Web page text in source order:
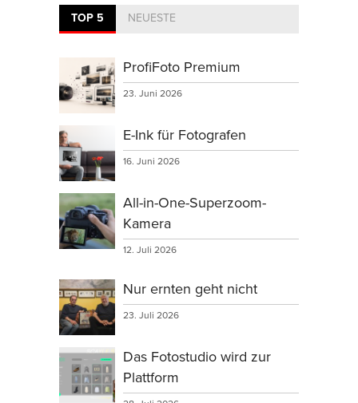
TOP 5 NEUESTE
ProfiFoto Premium
23. Juni 2026
E-Ink für Fotografen
16. Juni 2026
All-in-One-Superzoom-
Kamera
12. Juli 2026
Nur ernten geht nicht
23. Juli 2026
Das Fotostudio wird zur
Plattform